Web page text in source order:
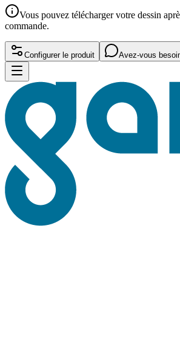
Vous pouvez télécharger votre dessin
commande.
Configurer le produit Avez-vous